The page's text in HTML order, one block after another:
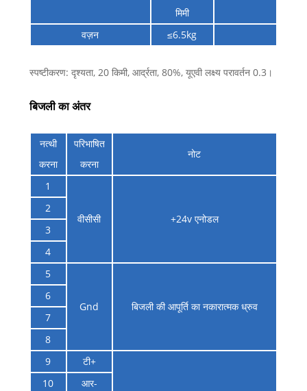
मिमी
वज़न
≤6.5kg
स्पष्टीकरण: दृश्यता, 20 किमी, आर्द्रता, 80%, यूएवी लक्ष्य परावर्तन 0.3।
बिजली का अंतर
नत्थी
करना
परिभाषित
करना
नोट
1
वीसीसी +24v एनोडल
2
3
4
5
Gnd बिजली की आपूर्ति का नकारात्मक ध्रुव
6
7
8
9
टी+
10
आर-